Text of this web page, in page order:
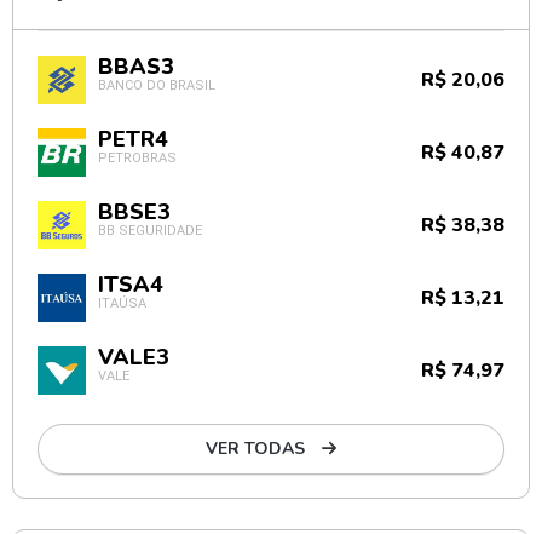
BBAS3
BANCO DO BRASIL R$ 20,06
PETR4
PETROBRAS R$ 40,87
BBSE3
BB SEGURIDADE R$ 38,38
ITSA4
ITAÚSA R$ 13,21
VALE3
VALE R$ 74,97
VER TODAS